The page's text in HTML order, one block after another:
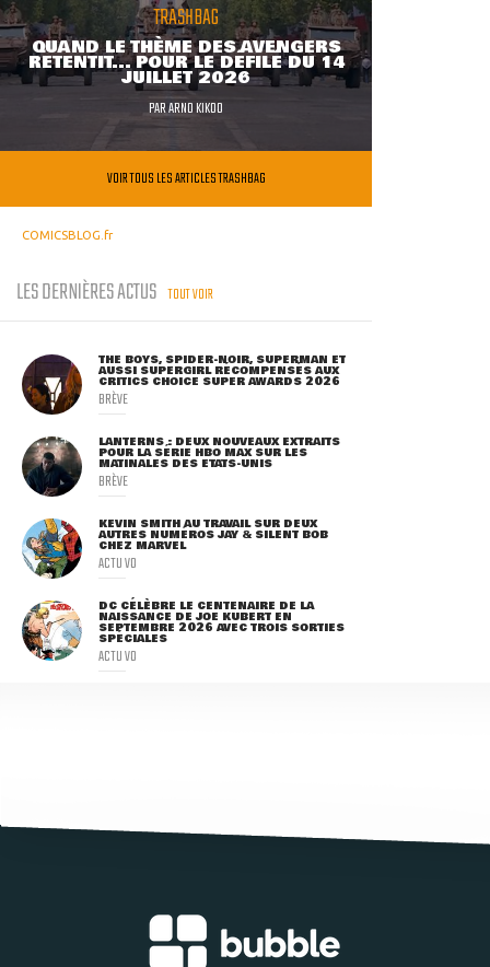
TRASHBAG
QUAND LE THÈME DES AVENGERS
RETENTIT... POUR LE DÉFILÉ DU 14
JUILLET 2026
PARARNO KIKOO
VOIR TOUS LES ARTICLES TRASHBAG
COMICSBLOG.fr
LES DERNIÈRES ACTUS TOUT VOIR
THE BOYS, SPIDER-NOIR, SUPERMAN ET
AUSSI SUPERGIRL RÉCOMPENSÉS AUX
CRITICS CHOICE SUPER AWARDS 2026
BRÈVE
LANTERNS : DEUX NOUVEAUX EXTRAITS
POUR LA SÉRIE HBO MAX SUR LES
MATINALES DES ETATS-UNIS
BRÈVE
KEVIN SMITH AU TRAVAIL SUR DEUX
AUTRES NUMÉROS JAY & SILENT BOB
CHEZ MARVEL
ACTU VO
DC CÉLÈBRE LE CENTENAIRE DE LA
NAISSANCE DE JOE KUBERT EN
SEPTEMBRE 2026 AVEC TROIS SORTIES
SPÉCIALES
ACTU VO